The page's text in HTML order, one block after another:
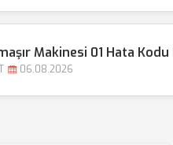
Makinesi 01 Hata
06.08.2026